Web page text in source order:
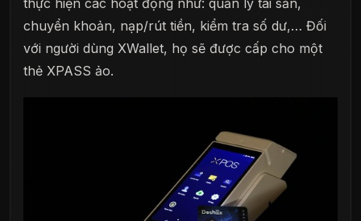
chuyển khoản, nạp/rút tiền, kiểm tra số dư,… Đối
với người dùng XWallet, họ sẽ được cấp cho một
thẻ XPASS ảo.